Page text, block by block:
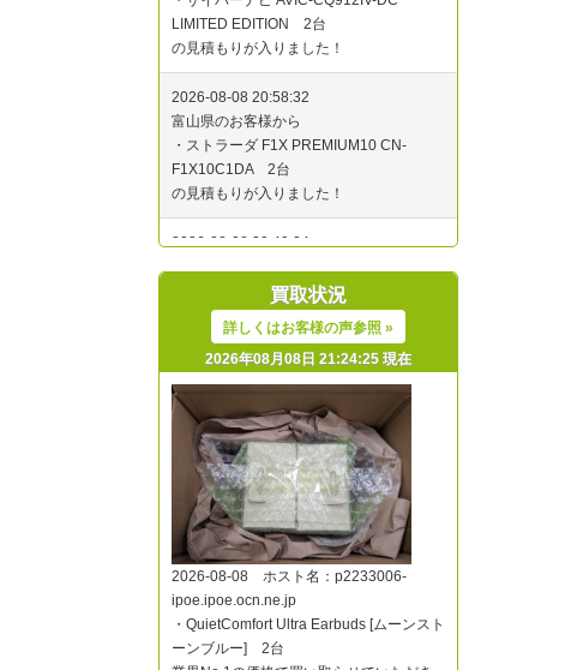
買取状況
詳しくはお客様の声参照 »
2026年08月08日 21:24:25 現在